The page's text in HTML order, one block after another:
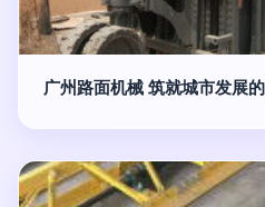
广州路面机械 筑就城市发展